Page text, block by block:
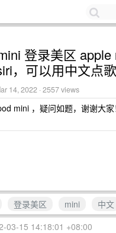
登录美区 apple
，可以用中文点
14, 2022 · 2557 views
mini ，疑问如题，谢谢大
登录美区 mini
中文
03-15 14:18:01 +08:00